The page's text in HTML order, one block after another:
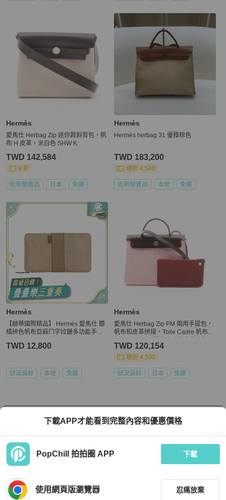
Hermès
愛馬仕 Herbag Zip 迷你肩斜背包，帆
布 H 皮革，米白色 SHW K
TWD 142,584
9 折
近新閒置品 日本 免運
Hermès
Hermès herbag 31 優雅棕色
TWD 183,200
現折 4,500
近新閒置品 本地 免運
Hermès
【赫蒂國際精品】 Hermès 愛馬仕 髒
橘拼色帆布亞麻ㄇ字拉鏈多功能手拿
TWD 12,800
狀況良好 本地 免運
Hermès
愛馬仕 Herbag Zip PM 兩用手提包，
帆布和皮革拼接，Toile Cadre 帆布，
色、白色、波爾多紅、Rouge Sellier
色。
TWD 120,154
現折 4,500
狀況良好 日本 免運
看更多
下載APP才能看到完整內容和優惠價格
PopChill 拍拍圈 APP 下載
使用網頁版瀏覽器 忍痛放棄